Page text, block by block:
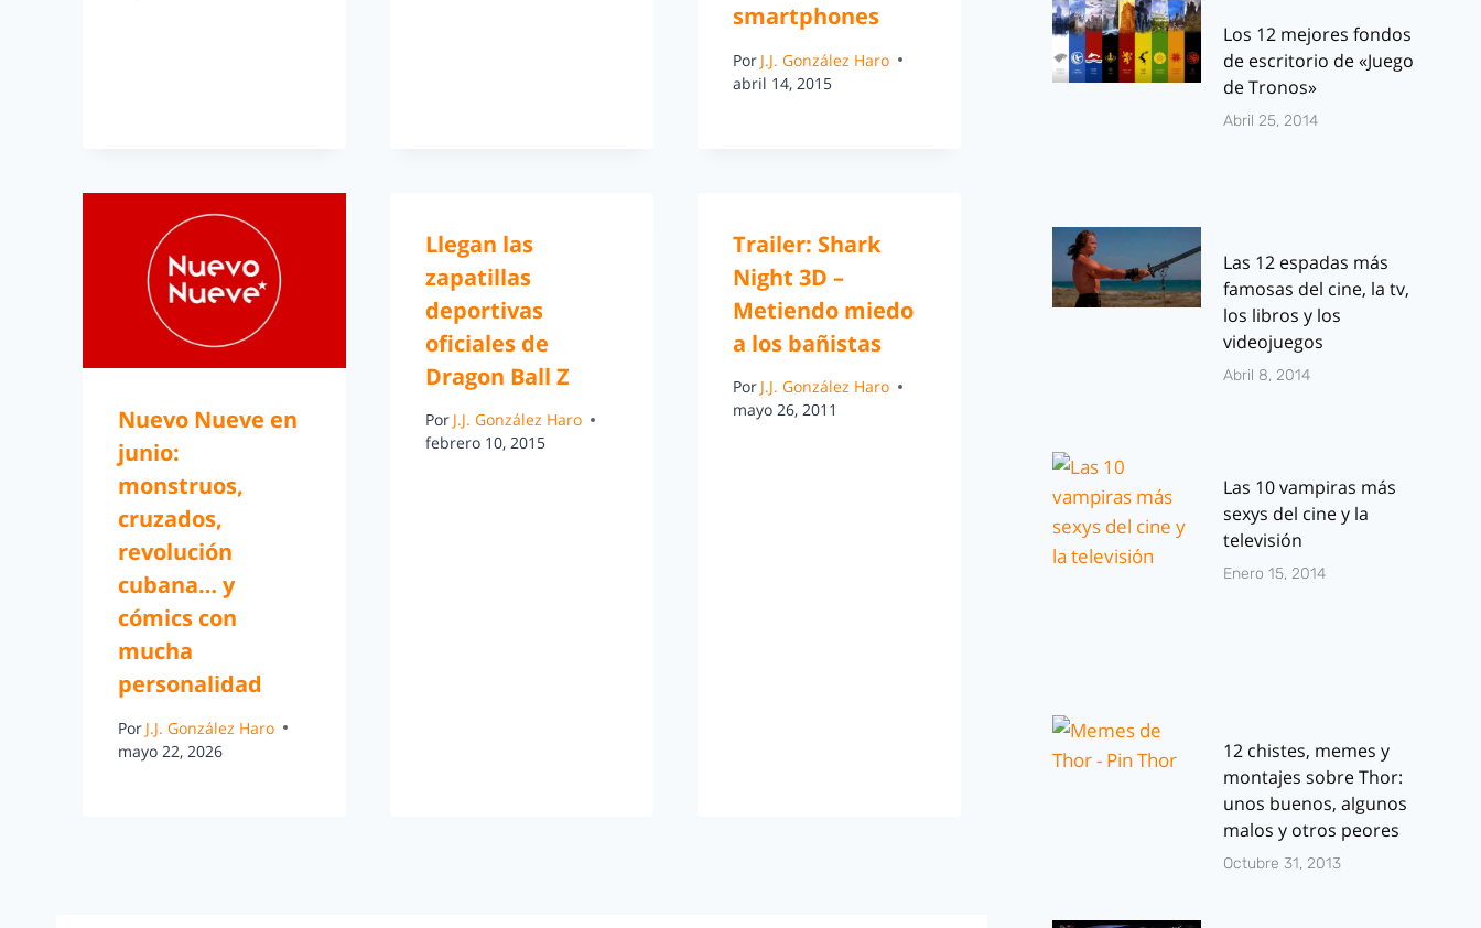
smartphones
Por J.J. González Haro
abril 14, 2015
Nuevo Nueve en
junio:
monstruos,
cruzados,
revolución
cubana… y
cómics con
mucha
personalidad
Por J.J. González Haro
mayo 22, 2026
Llegan las
zapatillas
deportivas
oficiales de
Dragon Ball Z
Por J.J. González Haro
febrero 10, 2015
Trailer: Shark
Night 3D –
Metiendo miedo
a los bañistas
Por J.J. González Haro
mayo 26, 2011
Los 12 mejores fondos
de escritorio de «Juego
de Tronos»
Abril 25, 2014
Las 12 espadas más
famosas del cine, la tv,
los libros y los
videojuegos
Abril 8, 2014
Las 10 vampiras más
sexys del cine y la
televisión
Enero 15, 2014
12 chistes, memes y
montajes sobre Thor:
unos buenos, algunos
malos y otros peores
Octubre 31, 2013